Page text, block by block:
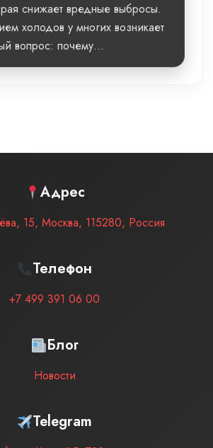
снижает вредные выбросы.
холодов у многих возникает
вопрос: почему...
Адрес
15, Москва, 115280, Россия
Телефон
+7 499 391 06 00
Блог
Новости
Telegram